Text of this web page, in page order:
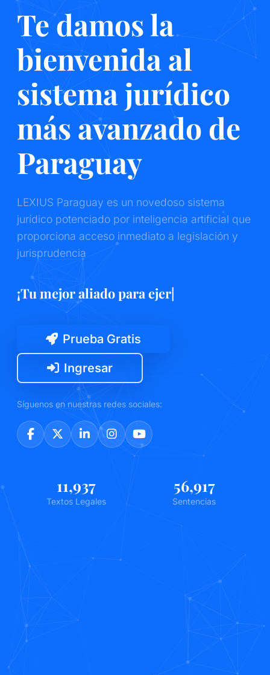
Te damos la
bienvenida al
sistema jurídico
más avanzado de
Paraguay
LEXIUS Paraguay es un novedoso sistema
jurídico potenciado por inteligencia artificial que
proporciona acceso inmediato a legislación y
jurisprudencia
¡Tu mejor ali|
Prueba Gratis
Ingresar
Síguenos en nuestras redes sociales:
13,248
Textos Legales
63,168
Sentencias